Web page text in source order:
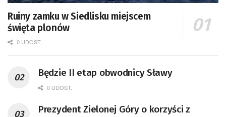
Ruiny zamku w Siedlisku miejscem
święta plonów
0 UDOST.
Będzie II etap obwodnicy Sławy
0 UDOST.
Prezydent Zielonej Góry o korzyści z